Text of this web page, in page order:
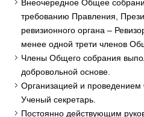
Внеочередное Общее
требованию Правления,
ревизионного органа –
менее одной трети членов
Члены Общего собрания
добровольной основе.
Организацией и
Ученый секретарь.
Постоянно действующим